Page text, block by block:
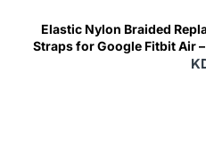
Elastic Nylon Braided
Straps for Google Fitbit Air